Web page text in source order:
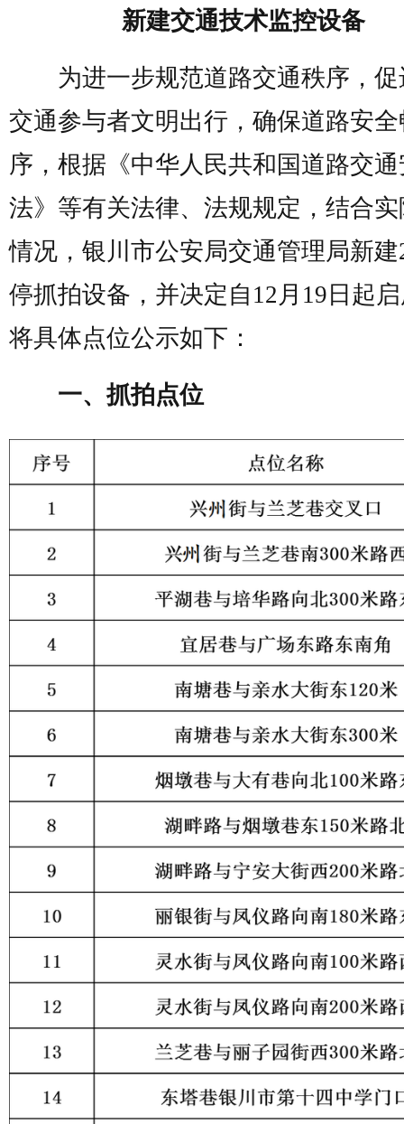
新建交通技术监控设备
为进一步规范道路交通秩序，促
交通参与者文明出行，确保道路安
序，根据《中华人民共和国道路交
法》等有关法律、法规规定，结合
情况，银川市公安局交通管理局新建
停抓拍设备，并决定自12月19日起
将具体点位公示如下：
一、抓拍点位